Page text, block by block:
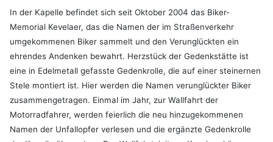
In der Kapelle befindet sich seit Oktober 2004 das Biker-
Memorial Kevelaer, das die Namen der im Straßenverkehr
umgekommenen Biker sammelt und den Verunglückten ein
ehrendes Andenken bewahrt. Herzstück der Gedenkstätte ist
eine in Edelmetall gefasste Gedenkrolle, die auf einer steinernen
Stele montiert ist. Hier werden die Namen verunglückter Biker
zusammengetragen. Einmal im Jahr, zur Wallfahrt der
Motorradfahrer, werden feierlich die neu hinzugekommenen
Namen der Unfallopfer verlesen und die ergänzte Gedenkrolle